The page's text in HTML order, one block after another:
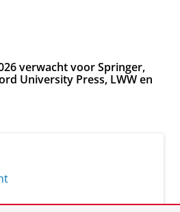
verwacht voor Springer,
University Press, LWW en